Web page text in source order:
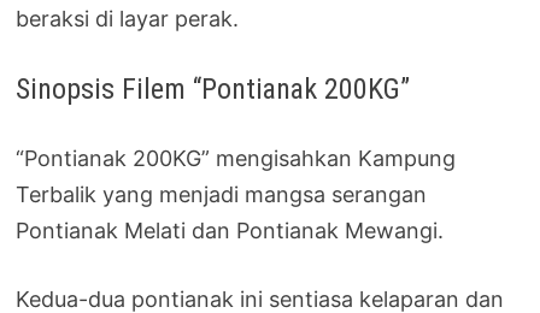
beraksi di layar perak.
Sinopsis Filem “Pontianak 200KG”
“Pontianak 200KG” mengisahkan Kampung
Terbalik yang menjadi mangsa serangan
Pontianak Melati dan Pontianak Mewangi.
Kedua-dua pontianak ini sentiasa kelaparan dan